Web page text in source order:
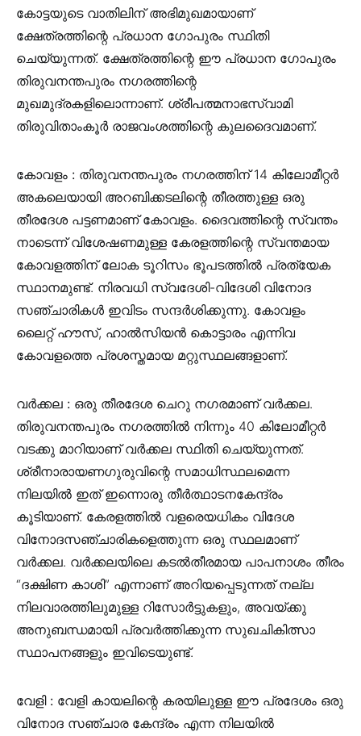
കോട്ടയുടെ വാതിലിന് അഭിമുഖമായാണ്
ക്ഷേത്രത്തിന്റെ പ്രധാന ഗോപുരം സ്ഥിതി
ചെയ്യുന്നത്. ക്ഷേത്രത്തിന്റെ ഈ പ്രധാന ഗോപുരം
തിരുവനന്തപുരം നഗരത്തിന്റെ
മുഖമുദ്രകളിലൊന്നാണ്. ശ്രീപത്മനാഭസ്വാമി
തിരുവിതാംകൂർ രാജവംശത്തിന്റെ കുലദൈവമാണ്‌.
കോവളം : തിരുവനന്തപുരം നഗരത്തിന് 14 കിലോമീറ്റർ
അകലെയായി അറബിക്കടലിന്റെ തീരത്തുള്ള ഒരു
തീരദേശ പട്ടണമാണ് കോവളം. ദൈവത്തിന്റെ സ്വന്തം
നാടെന്ന് വിശേഷണമുള്ള കേരളത്തിന്റെ സ്വന്തമായ
കോവളത്തിന്‌ ലോക ടൂറിസം ഭൂപടത്തിൽ പ്രത്യേക
സ്ഥാനമുണ്ട്. നിരവധി സ്വദേശി-വിദേശി വിനോദ
സഞ്ചാരികൾ ഇവിടം സന്ദർശിക്കുന്നു. കോവളം
ലൈറ്റ് ഹൗസ്, ഹാൽസിയൻ കൊട്ടാരം എന്നിവ
കോവളത്തെ പ്രശസ്തമായ മറ്റുസ്ഥലങ്ങളാണ്‌.
വർക്കല : ഒരു തീരദേശ ചെറു നഗരമാണ്‌ വർക്കല.
തിരുവനന്തപുരം നഗരത്തിൽ നിന്നും 40 കിലോമീറ്റർ
വടക്കു മാറിയാണ്‌ വർക്കല സ്ഥിതി ചെയ്യുന്നത്‌.
ശ്രീനാരായണഗുരുവിന്റെ സമാധിസ്ഥലമെന്ന
നിലയിൽ ഇത് ഇന്നൊരു തീർത്ഥാടനകേന്ദ്രം
കൂടിയാണ്. കേരളത്തിൽ വളരെയധികം വിദേശ
വിനോദസഞ്ചാരികളെത്തുന്ന ഒരു സ്ഥലമാണ്
വർക്കല. വർക്കലയിലെ കടൽതീരമായ പാപനാശം തീരം
“ദക്ഷിണ കാശി” എന്നാണ് അറിയപ്പെടുന്നത് നല്ല
നിലവാരത്തിലുമുള്ള റിസോർട്ടുകളും, അവയ്ക്കു
അനുബന്ധമായി പ്രവർത്തിക്കുന്ന സുഖചികിത്സാ
സ്ഥാപനങ്ങളും ഇവിടെയുണ്ട്.
വേളി : വേളി കായലിന്റെ കരയിലുള്ള ഈ പ്രദേശം ഒരു
വിനോദ സഞ്ചാര കേന്ദ്രം എന്ന നിലയിൽ